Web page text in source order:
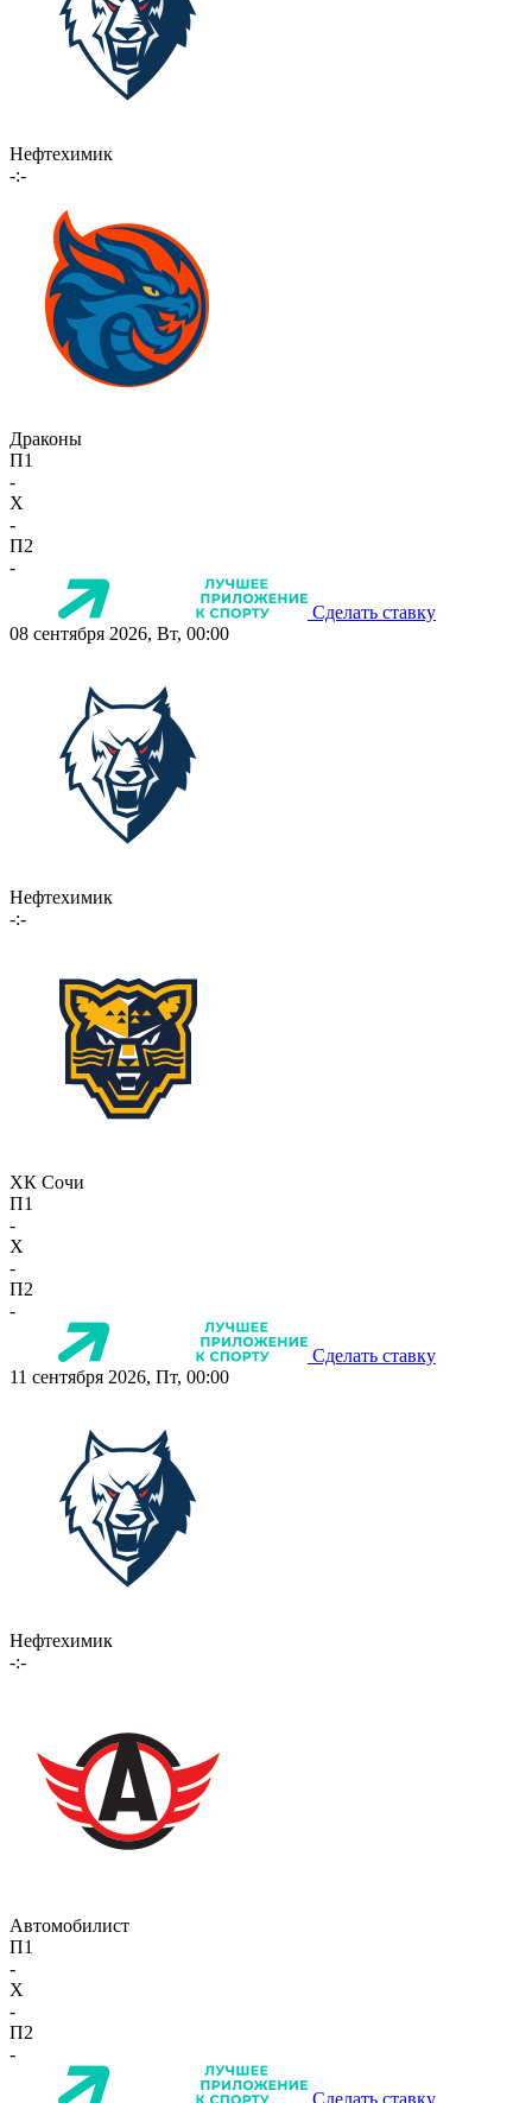
Нефтехимик
-:-
Драконы
П1
-
X
-
П2
-
Сделать ставку
08 сентября 2026, Вт, 00:00
Нефтехимик
-:-
ХК Сочи
П1
-
X
-
П2
-
Сделать ставку
11 сентября 2026, Пт, 00:00
Нефтехимик
-:-
Автомобилист
П1
-
X
-
П2
-
Сделать ставку